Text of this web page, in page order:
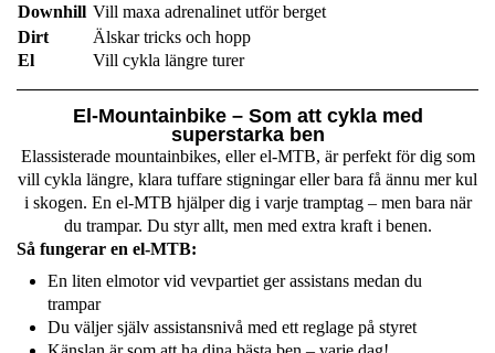
Downhill Vill maxa adrenalinet utför berget
Dirt
El
Älskar tricks och hopp
Vill cykla längre turer
El-Mountainbike – Som att cykla med
superstarka ben
Elassisterade mountainbikes, eller el-MTB, är perfekt för dig som
vill cykla längre, klara tuffare stigningar eller bara få ännu mer kul
i skogen. En el-MTB hjälper dig i varje tramptag – men bara när
du trampar. Du styr allt, men med extra kraft i benen.
Så fungerar en el-MTB:
En liten elmotor vid vevpartiet ger assistans medan du
trampar
Du väljer själv assistansnivå med ett reglage på styret